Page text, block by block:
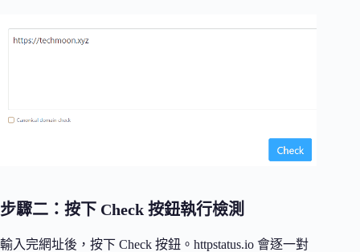
步驟二：按下 Check 按鈕執行檢測
輸入完網址後，按下 Check 按鈕。httpstatus.io 會逐一對